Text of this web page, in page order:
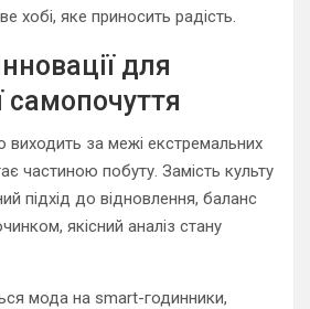
хобі, яке приносить радість.
для
самопочуття
виходить за межі екстремальних
частиною побуту. Замість культу
підхід до відновлення, баланс
якісний аналіз стану
мода на smart-годинники,